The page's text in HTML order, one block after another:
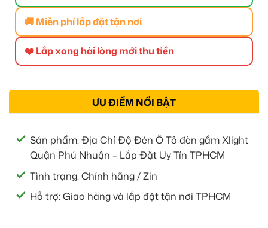
🚚 Miễn phí lắp đặt tận nơi
❤️ Lắp xong hài lòng mới thu tiền
ƯU ĐIỂM NỔI BẬT
Sản phẩm: Địa Chỉ Độ Đèn Ô Tô đèn gầm Xlight
Quận Phú Nhuận – Lắp Đặt Uy Tín TPHCM
Tình trạng: Chính hãng / Zin
Hỗ trợ: Giao hàng và lắp đặt tận nơi TPHCM